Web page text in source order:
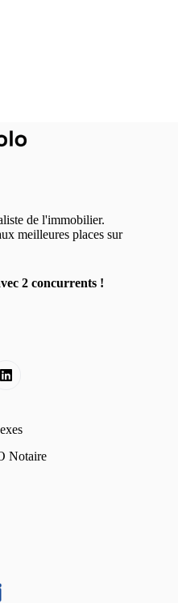
de l'immobilier.
meilleures places sur
2 concurrents !
Notaire